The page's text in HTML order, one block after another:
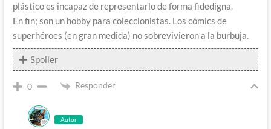
plástico es incapaz de representarlo de forma fidedigna.
En fin; son un hobby para coleccionistas. Los cómics de
superhéroes (en gran medida) no sobrevivieron a la burbuja.
Spoiler
0 Responder
Autor